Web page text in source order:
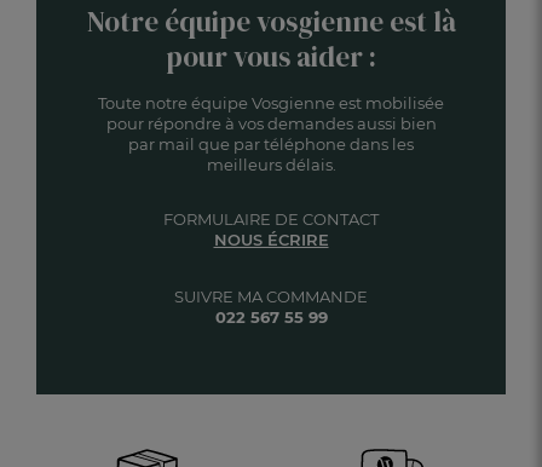
Notre équipe vosgienne est là
pour vous aider :
Toute notre équipe Vosgienne est mobilisée
pour répondre à vos demandes aussi bien
par mail que par téléphone dans les
meilleurs délais.
SUIVRE MA COMMANDE
022 567 55 99
FORMULAIRE DE CONTACT
NOUS ÉCRIRE